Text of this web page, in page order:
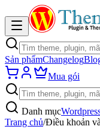
Sản phẩmChangelog
Mua gói
Danh mục
Trang chủ/Điều khoản